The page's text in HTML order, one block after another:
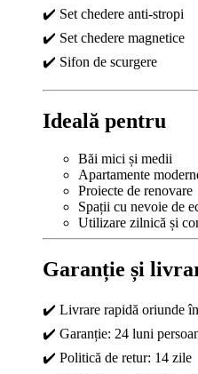
✔️ Set chedere anti-stropi
✔️ Set chedere magnetice
✔️ Sifon de scurgere
Ideală pentru
Băi mici și medii
Apartamente
Proiecte de renovare
Spații cu nevoie de
Utilizare zilnică și
Garanție și
✔️ Livrare rapidă oriunde
✔️ Garanție: 24 luni
✔️ Politică de retur: 14 zile